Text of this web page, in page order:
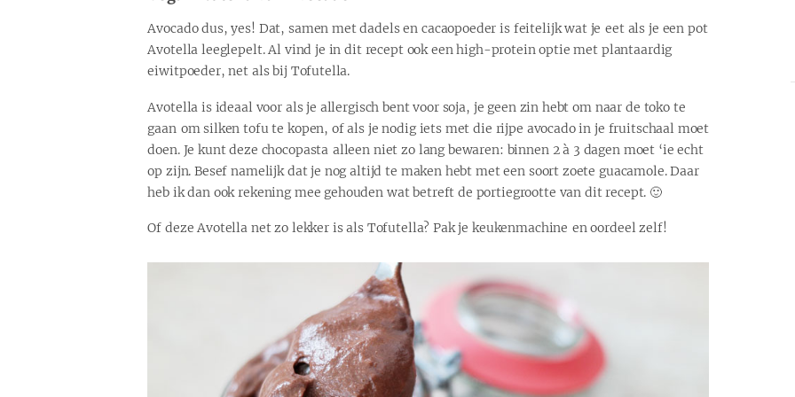
Avocado dus, yes! Dat, samen met dadels en cacaopoeder is feitelijk wat je eet als je een pot
Avotella leeglepelt. Al vind je in dit recept ook een high-protein optie met plantaardig
eiwitpoeder, net als bij Tofutella.
Avotella is ideaal voor als je allergisch bent voor soja, je geen zin hebt om naar de toko te
gaan om silken tofu te kopen, of als je nodig iets met die rijpe avocado in je fruitschaal moet
doen. Je kunt deze chocopasta alleen niet zo lang bewaren: binnen 2 à 3 dagen moet ‘ie echt
op zijn. Besef namelijk dat je nog altijd te maken hebt met een soort zoete guacamole. Daar
heb ik dan ook rekening mee gehouden wat betreft de portiegrootte van dit recept. 🙂
Of deze Avotella net zo lekker is als Tofutella? Pak je keukenmachine en oordeel zelf!